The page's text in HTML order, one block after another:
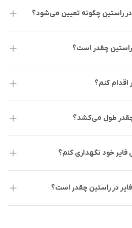
راستین چگونه تعیین می‌شود؟
راستین چقدر است؟
اقدام کنم؟
چقدر طول می‌کشد؟
فایر خود نگهداری کنم؟
در راستین چقدر است؟